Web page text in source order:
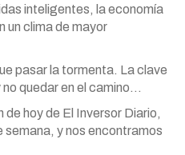
inteligentes, la economía
un clima de mayor
pasar la tormenta. La clave
quedar en el camino…
hoy de El Inversor Diario,
semana, y nos encontramos